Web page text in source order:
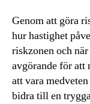
Genom att göra
hur hastighet
riskzonen och
avgörande för
att vara
bidra till en